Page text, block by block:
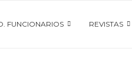
FUNCIONARIOS REVISTAS